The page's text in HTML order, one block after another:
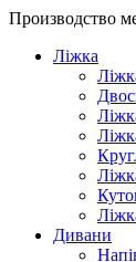
Производство
Ліжка
Дивани